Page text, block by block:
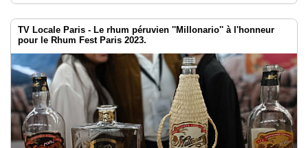
TV Locale Paris - Le rhum péruvien ''Millonario'' à l'honneur
pour le Rhum Fest Paris 2023.